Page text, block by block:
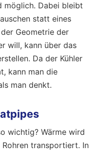
möglich. Dabei bleibt
statt eines
Geometrie der
will, kann über das
Da der Kühler
kann man die
man denkt.
wichtig? Wärme wird
transportiert. In